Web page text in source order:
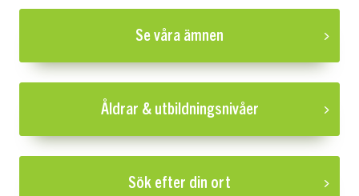
Se våra ämnen
Åldrar & utbildningsnivåer
Sök efter din ort